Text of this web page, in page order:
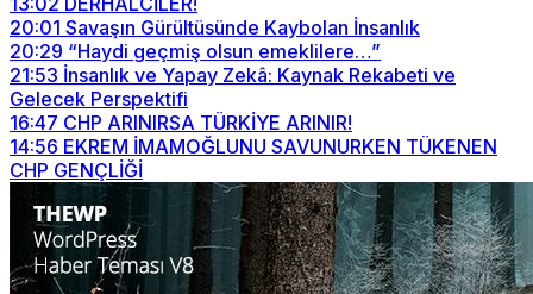
20:01 Savaşın Gürültüsünde Kaybolan İnsanlık
20:29 “Haydi geçmiş olsun emeklilere…”
21:53 İnsanlık ve Yapay Zekâ: Kaynak Rekabeti ve
Gelecek Perspektifi
16:47 CHP ARINIRSA TÜRKİYE ARINIR!
14:56 EKREM İMAMOĞLUNU SAVUNURKEN TÜKENEN
CHP GENÇLİĞİ